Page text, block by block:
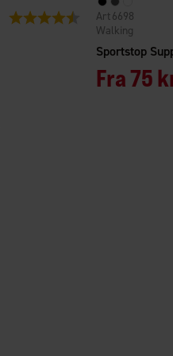
Vurdering: 4.4 ud af 5 stjerner
Sportstop
Walking
6698
Fra75